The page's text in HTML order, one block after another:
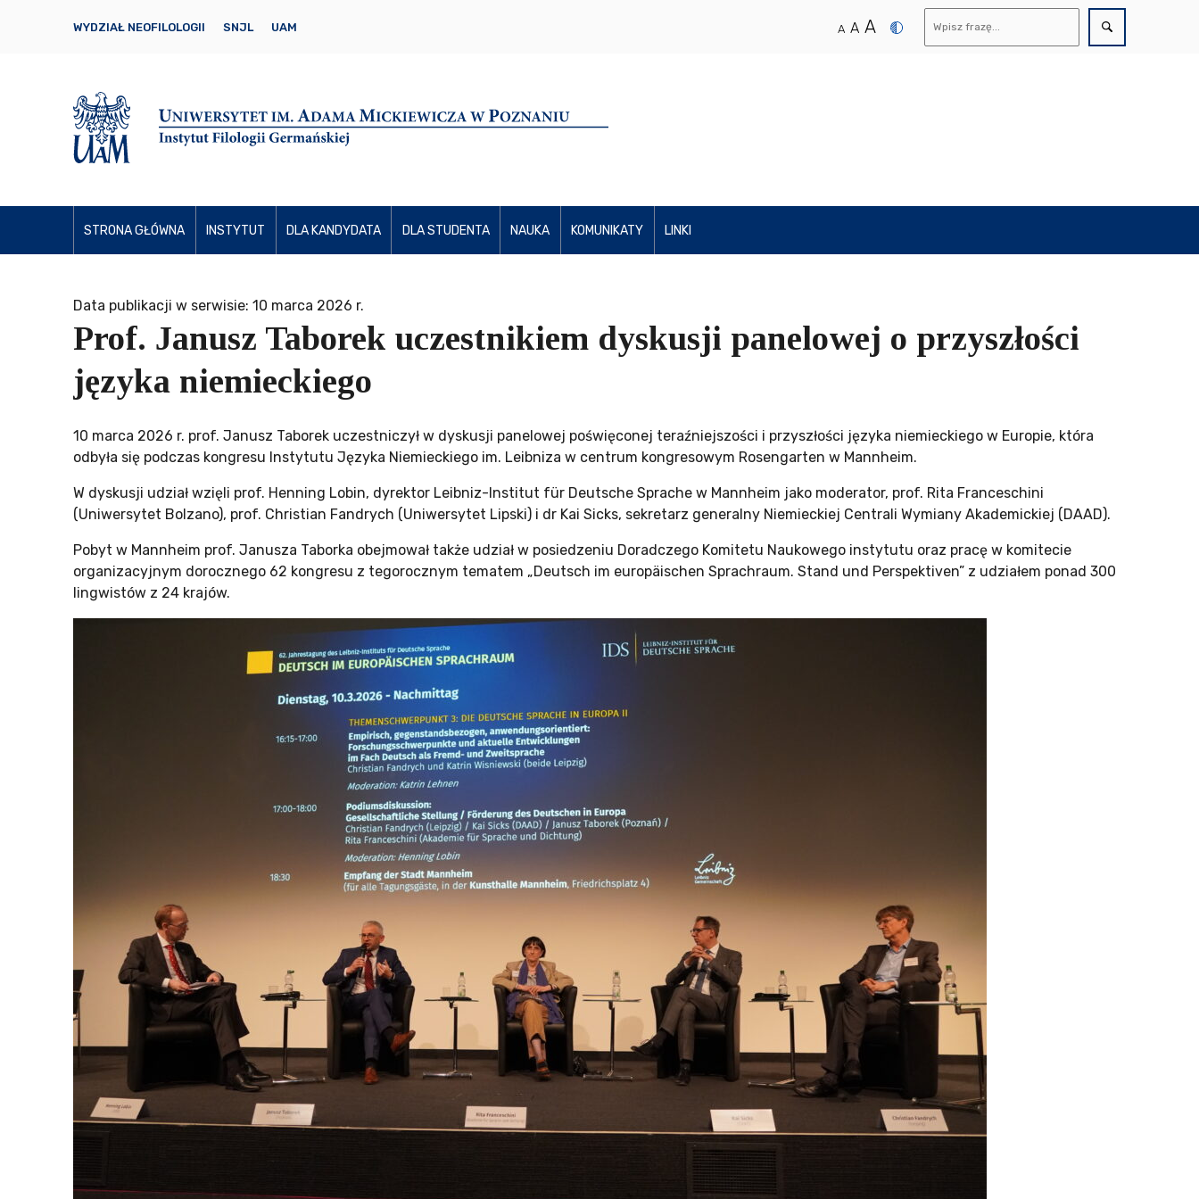
WYDZIAŁ NEOFILOLOGII SNJL UAM A A A
STRONA GŁÓWNA INSTYTUT DLA KANDYDATA DLA STUDENTA NAUKA KOMUNIKATY LINKI
Data publikacji w serwisie: 10 marca 2026 r.
Prof. Janusz Taborek uczestnikiem dyskusji panelowej o przyszłości
języka niemieckiego
10 marca 2026 r. prof. Janusz Taborek uczestniczył w dyskusji panelowej poświęconej teraźniejszości i przyszłości języka niemieckiego w Europie, która
odbyła się podczas kongresu Instytutu Języka Niemieckiego im. Leibniza w centrum kongresowym Rosengarten w Mannheim.
W dyskusji udział wzięli prof. Henning Lobin, dyrektor Leibniz-Institut für Deutsche Sprache w Mannheim jako moderator, prof. Rita Franceschini
(Uniwersytet Bolzano), prof. Christian Fandrych (Uniwersytet Lipski) i dr Kai Sicks, sekretarz generalny Niemieckiej Centrali Wymiany Akademickiej (DAAD).
Pobyt w Mannheim prof. Janusza Taborka obejmował także udział w posiedzeniu Doradczego Komitetu Naukowego instytutu oraz pracę w komitecie
organizacyjnym dorocznego 62 kongresu z tegorocznym tematem „Deutsch im europäischen Sprachraum. Stand und Perspektiven” z udziałem ponad 300
lingwistów z 24 krajów.